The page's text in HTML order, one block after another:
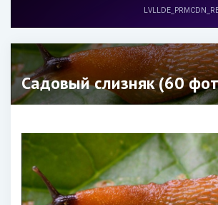
Садовый слизняк (60